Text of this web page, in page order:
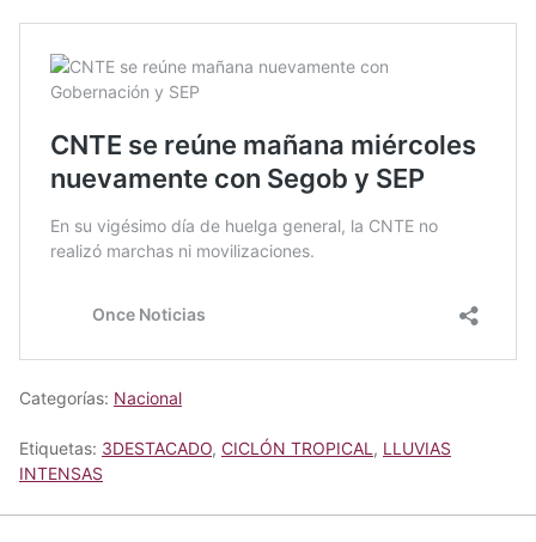
Categorías: Nacional
Etiquetas: 3DESTACADO, CICLÓN TROPICAL , LLUVIAS
INTENSAS